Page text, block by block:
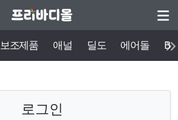
보조제품 애널 딜도 에어돌
로그인